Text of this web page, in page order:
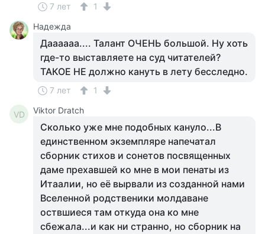
7 лет
1
Надежда
Даааааа.... Талант ОЧЕНЬ большой. Ну хоть
где-то выставляете на суд читателей?
ТАКОЕ НЕ должно кануть в лету бесследно.
7 лет 1
VD Viktor Dratch
Сколько уже мне подобных кануло...В
единственном экземпляре напечатал
сборник стихов и сонетов посвященных
даме прехавшей ко мне в мои пенаты из
Итаалии, но её вырвали из созданной нами
Вселенной родственики молдаване
оствшиеся там откуда она ко мне
сбежала...и как ни странно, но сборник на